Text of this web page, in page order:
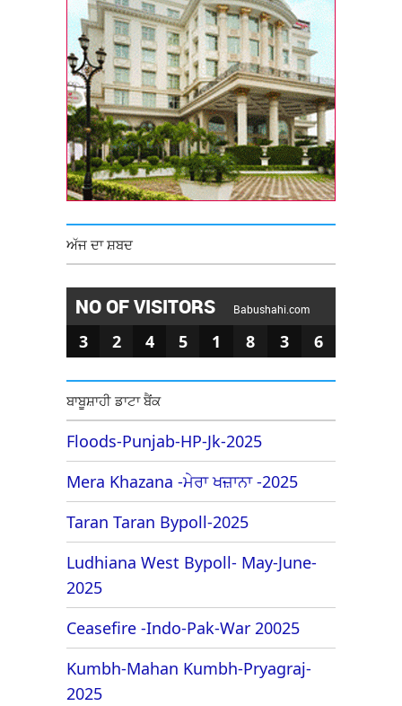
ਅੱਜ ਦਾ ਸ਼ਬਦ
NO OF VISITORS Babushahi.com
3 2 4 5 1 8 3 6
ਬਾਬੂਸ਼ਾਹੀ ਡਾਟਾ ਬੈਂਕ
Floods-Punjab-HP-Jk-2025
Mera Khazana -ਮੇਰਾ ਖਜ਼ਾਨਾ -2025
Taran Taran Bypoll-2025
Ludhiana West Bypoll- May-June-
2025
Ceasefire -Indo-Pak-War 20025
Kumbh-Mahan Kumbh-Pryagraj-
2025